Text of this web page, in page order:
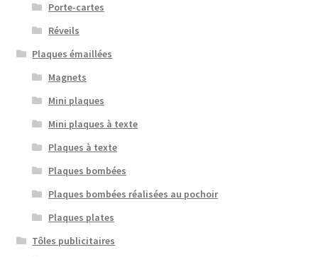
Porte-cartes
Réveils
Plaques émaillées
Magnets
Mini plaques
Mini plaques à texte
Plaques à texte
Plaques bombées
Plaques bombées réalisées au pochoir
Plaques plates
Tôles publicitaires